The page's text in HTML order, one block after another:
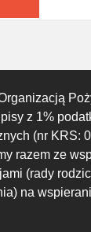
z 1%
(nr KRS:
razem ze
(rady
na